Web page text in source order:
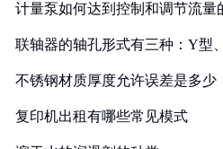
计量泵如何达到控制和调节流量
联轴器的轴孔形式有三种：Y型
不锈钢材质厚度允许误差是多少
复印机出租有哪些常见模式